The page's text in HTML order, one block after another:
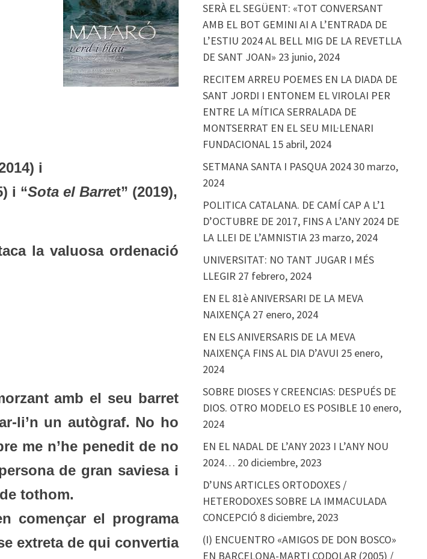
i
i “Sota el Barret” (2019),
la valuosa ordenació
amb el seu barret
li’n un autògraf. No ho
me n’he penedit de no
de gran saviesa i
tothom.
començar el programa
extreta de qui convertia
SERÀ EL SEGÜENT: «TOT CONVERSANT
AMB EL BOT GEMINI AI A L’ENTRADA DE
L’ESTIU 2024 AL BELL MIG DE LA REVETLLA
DE SANT JOAN» 23 junio, 2024
RECITEM ARREU POEMES EN LA DIADA DE
SANT JORDI I ENTONEM EL VIROLAI PER
ENTRE LA MÍTICA SERRALADA DE
MONTSERRAT EN EL SEU MIL·LENARI
FUNDACIONAL 15 abril, 2024
SETMANA SANTA I PASQUA 202430 marzo,
2024
POLITICA CATALANA. DE CAMÍ CAP A L’1
D’OCTUBRE DE 2017, FINS A L’ANY 2024 DE
LA LLEI DE L’AMNISTIA 23 marzo, 2024
UNIVERSITAT: NO TANT JUGAR I MÉS
LLEGIR 27 febrero, 2024
EN EL 81è ANIVERSARI DE LA MEVA
NAIXENÇA 27 enero, 2024
EN ELS ANIVERSARIS DE LA MEVA
NAIXENÇA FINS AL DIA D’AVUI 25 enero,
2024
SOBRE DIOSES Y CREENCIAS: DESPUÉS DE
DIOS. OTRO MODELO ES POSIBLE 10 enero,
2024
EN EL NADAL DE L’ANY 2023 I L’ANY NOU
2024… 20 diciembre, 2023
D’UNS ARTICLES ORTODOXES /
HETERODOXES SOBRE LA IMMACULADA
CONCEPCIÓ 8 diciembre, 2023
(I) ENCUENTRO «AMIGOS DE DON BOSCO»
EN BARCELONA-MARTI CODOLAR (2005) /